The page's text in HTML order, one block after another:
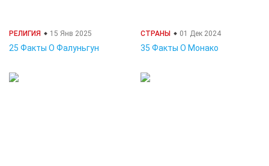
РЕЛИГИЯ 15 Янв 2025
25 Факты О Фалуньгун
СТРАНЫ 01 Дек 2024
35 Факты О Монако